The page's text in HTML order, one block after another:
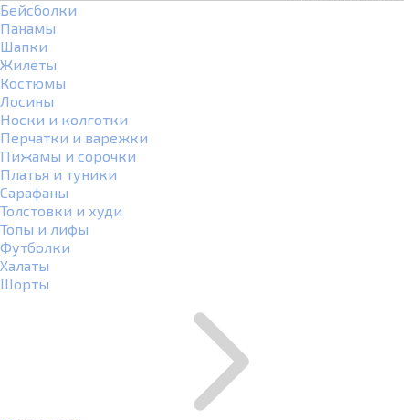
Бейсболки
Панамы
Шапки
Жилеты
Костюмы
Лосины
Носки и колготки
Перчатки и варежки
Пижамы и сорочки
Платья и туники
Сарафаны
Толстовки и худи
Топы и лифы
Футболки
Халаты
Шорты